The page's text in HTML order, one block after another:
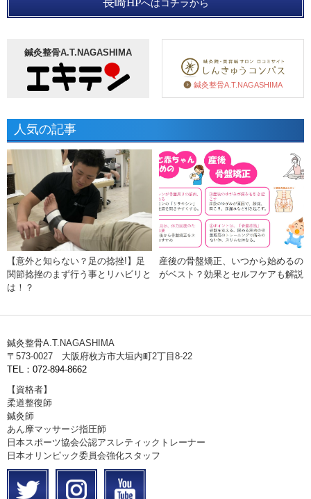
長崎HPへはコチラから
鍼灸整骨A.T.NAGASHIMA
鍼灸整骨A.T.NAGASHIMA
人気の記事
【意外と知らない？足の捻挫!】足
関節捻挫のまず行う事とリハビリと
は！？
産後の骨盤矯正、いつから始めるの
がベスト？効果とセルフケアも解説
鍼灸整骨A.T.NAGASHIMA
〒573-0027 大阪府枚方市大垣内町2丁目8-22
TEL：072-894-8662
【資格者】
柔道整復師
鍼灸師
あん摩マッサージ指圧師
日本スポーツ協会公認アスレティックトレーナー
日本オリンピック委員会強化スタッフ